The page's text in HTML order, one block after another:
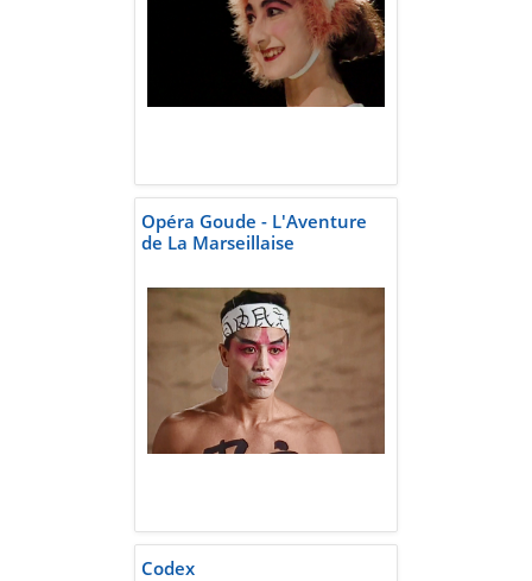
Opéra Goude - L'Aventure
de La Marseillaise
Codex